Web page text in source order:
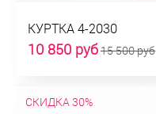
КУРТКА 4-2030
10 850 руб15 500 руб
СКИДКА 30%